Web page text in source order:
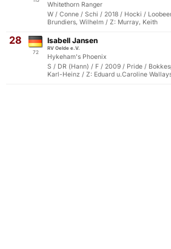
Whitethorn Ranger
W / Conne / Schi / 2018 / Hocki /
Brundiers, Wilhelm / Z: Murray, Keith
28
72
Isabell Jansen
RV Oelde e.V.
Hykeham's Phoenix
S / DR (Hann) / F / 2009 / Pride /
Karl-Heinz / Z: Eduard u.Caroline